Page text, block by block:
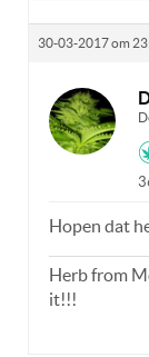
30-03-2017 om
Hopen dat
Herb from
it!!!